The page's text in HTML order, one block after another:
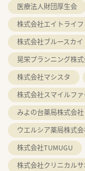
医療法人財団厚生会
株式会社エイトライフ
株式会社ブルースカイ
晃栄プランニング株
株式会社マシスタ
株式会社スマイルフ
みよの台薬局株式会社
ウエルシア薬局株式
株式会社TUMUGU
株式会社クリニカルサ